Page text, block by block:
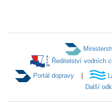
Ředitelství vodních
Portál dopravy
Další